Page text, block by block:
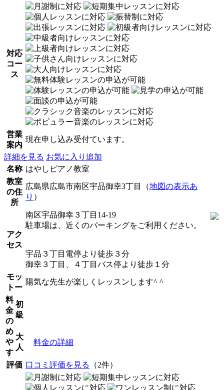
対応
コー
ス
営業
案内
現在申し込み受付ています。
詳細を見る お気に入り追加
名称 はやしピアノ教室
教室
の住
所
広島県広島市南区宇品御幸3丁目（地図の表示あ
り ）
アク
セス
南区宇品御幸３丁目14-19
駐車場は、近くのパーキングをご利用ください。
宇品３丁目電停より徒歩３分
御幸３丁目、４丁目バス停より徒歩１分
モッ
トー
陽気な先生が楽しくレッスンします^ ^
料
金
の
め
や
す
初
級
大
人
料金の詳細
評価 口コミ評価を見る （2件）